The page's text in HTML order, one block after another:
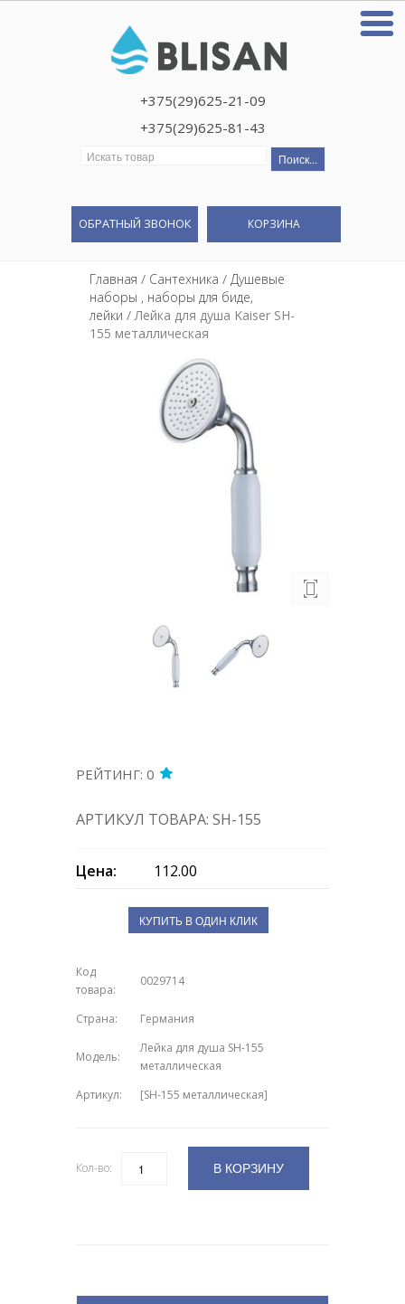
+375(29)625-21-09
+375(29)625-81-43
Искать:
ОБРАТНЫЙ ЗВОНОК КОРЗИНА
Главная / Сантехника / Душевые
наборы , наборы для биде,
лейки / Лейка для душа Kaiser SH-
155 металлическая
РЕЙТИНГ: 0
АРТИКУЛ ТОВАРА: SH-155
Цена: 112.00
КУПИТЬ В ОДИН КЛИК
Код
товара:
0029714
Страна: Германия
Модель:
Лейка для душа SH-155
металлическая
Артикул:
[SH-155 металлическая]
Кол-во: Количество В КОРЗИНУ